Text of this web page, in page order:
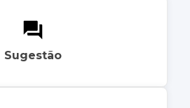
Sugestão